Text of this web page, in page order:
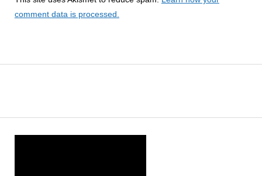
comment data is processed.